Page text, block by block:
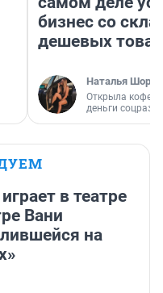
бизнес со
дешевых
Наталья
Открыла
деньги
в театре
Вани
на